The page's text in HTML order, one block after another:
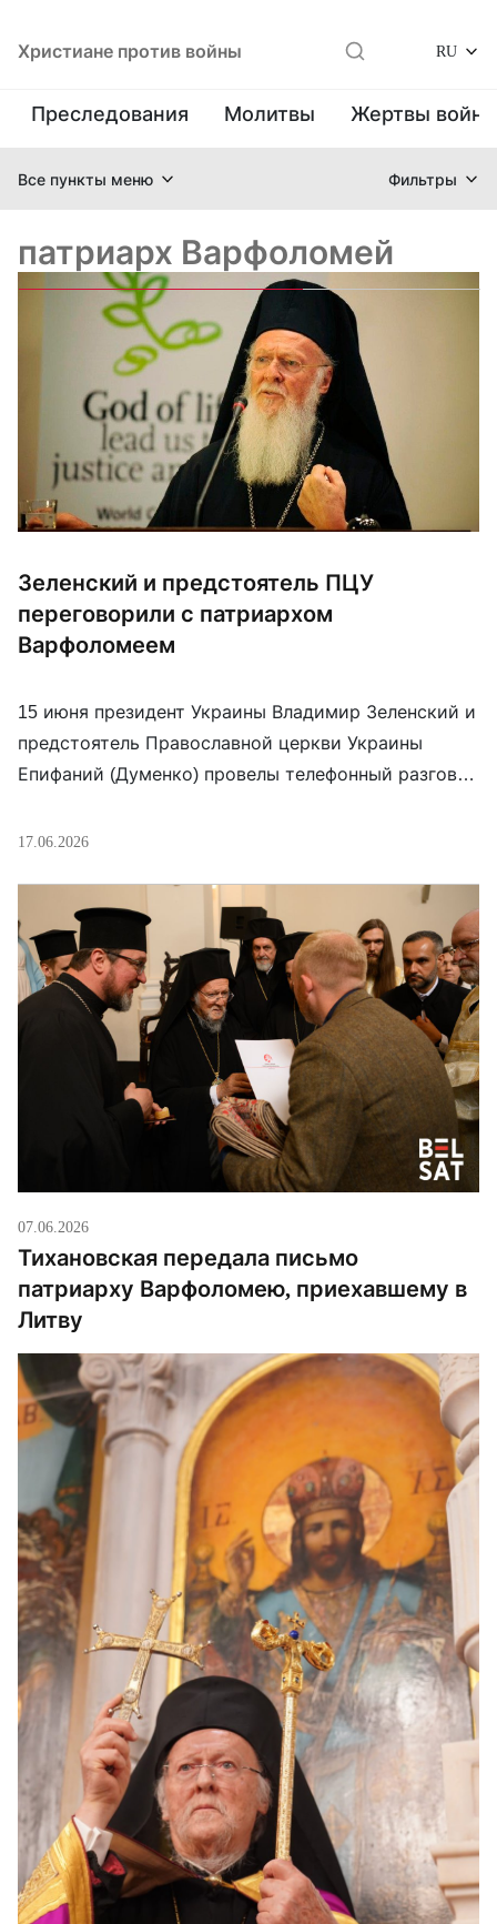
Христиане против войны RU
Преследования Молитвы Жертвы
Все пункты меню Фильтры
патриарх Варфоломей
Зеленский и предстоятель ПЦУ
переговорили с патриархом
Варфоломеем
15 июня президент Украины Владимир Зеленский и
предстоятель Православной церкви Украины
Епифаний (Думенко) провелы телефонный разговор
Митрополит Епифаний рассказал патриарху об
«категорически осудил». «Это действительно
дьявольская война и то, что в результате
российских обстрелов разрушаются храмы,
уничтожаются святые места, только подтверждает
это. Мы категорически осуждаем […]
17.06.2026
07.06.2026
Тихановская передала письмо
патриарху Варфоломею, приехавшему в
Литву